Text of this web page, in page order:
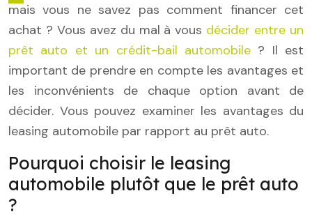
mais vous ne savez pas comment financer cet
achat ? Vous avez du mal à vous décider entre un
prêt auto et un crédit-bail automobile? Il est
important de prendre en compte les avantages et
les inconvénients de chaque option avant de
décider. Vous pouvez examiner les avantages du
leasing automobile par rapport au prêt auto.
Pourquoi choisir le leasing
automobile plutôt que le prêt auto
?